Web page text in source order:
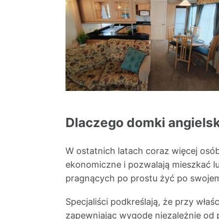
Dlaczego domki
W ostatnich latach coraz więcej
ekonomiczne i pozwalają mieszkać
pragnących po prostu żyć po
Specjaliści podkreślają, że przy
zapewniając wygodę niezależnie